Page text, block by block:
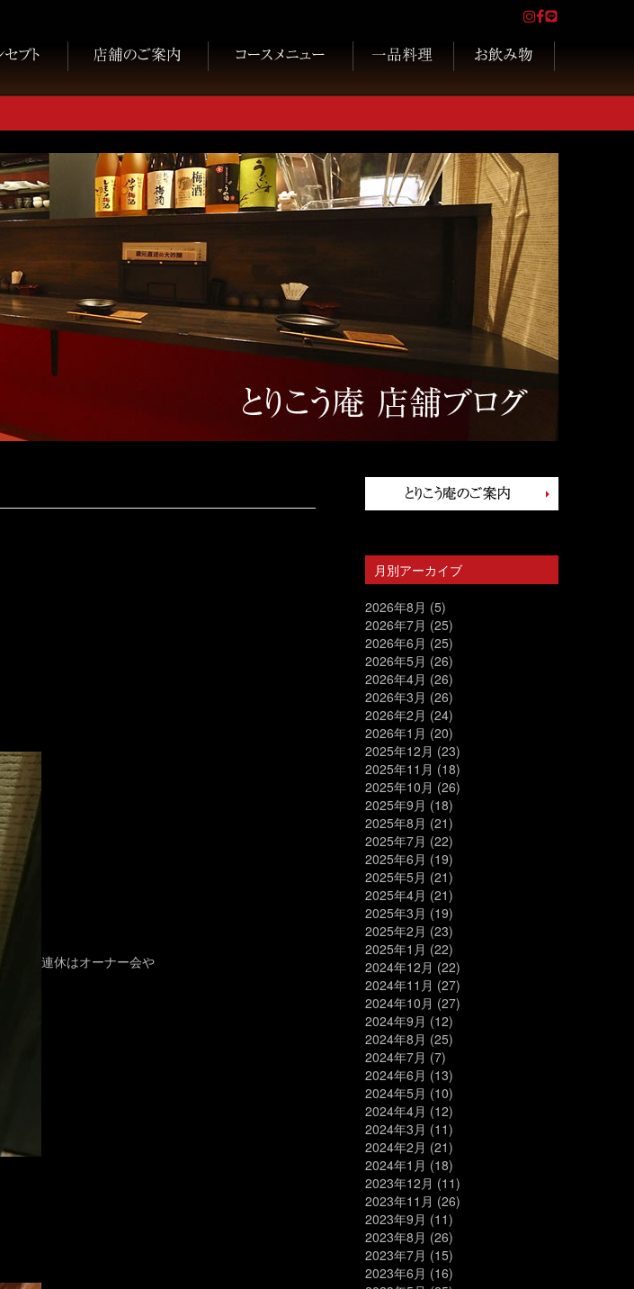
連休はオーナー会や
月別アーカイブ
2026年8月 (5)
2026年7月 (25)
2026年6月 (25)
2026年5月 (26)
2026年4月 (26)
2026年3月 (26)
2026年2月 (24)
2026年1月 (20)
2025年12月 (23)
2025年11月 (18)
2025年10月 (26)
2025年9月 (18)
2025年8月 (21)
2025年7月 (22)
2025年6月 (19)
2025年5月 (21)
2025年4月 (21)
2025年3月 (19)
2025年2月 (23)
2025年1月 (22)
2024年12月 (22)
2024年11月 (27)
2024年10月 (27)
2024年9月 (12)
2024年8月 (25)
2024年7月 (7)
2024年6月 (13)
2024年5月 (10)
2024年4月 (12)
2024年3月 (11)
2024年2月 (21)
2024年1月 (18)
2023年12月 (11)
2023年11月 (26)
2023年9月 (11)
2023年8月 (26)
2023年7月 (15)
2023年6月 (16)